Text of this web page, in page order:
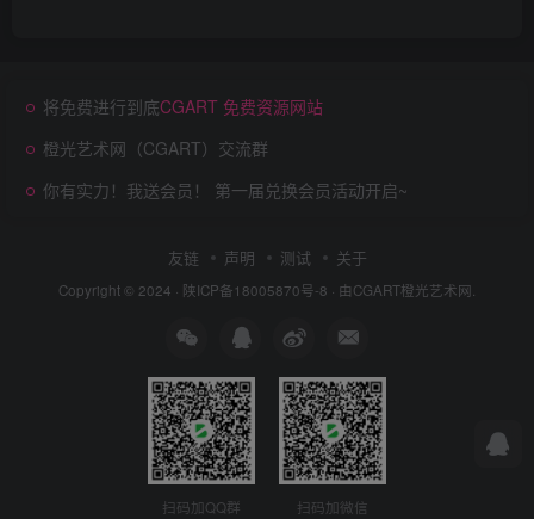
将免费进行到底CGART 免费资源网站
橙光艺术网（CGART）交流群
你有实力！我送会员！ 第一届兑换会员活动开启~
友链 声明 测试 关于
Copyright © 2024 · 陕ICP备18005870号-8 · 由CGART橙光艺术网.
扫码加QQ群 扫码加微信